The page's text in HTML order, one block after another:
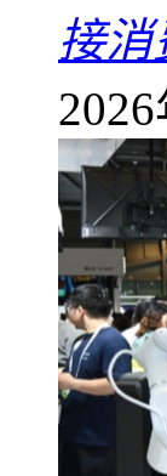
接